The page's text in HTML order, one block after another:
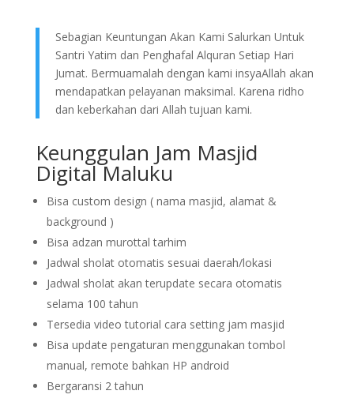
Sebagian Keuntungan Akan Kami Salurkan Untuk
Santri Yatim dan Penghafal Alquran Setiap Hari
Jumat. Bermuamalah dengan kami insyaAllah akan
mendapatkan pelayanan maksimal. Karena ridho
dan keberkahan dari Allah tujuan kami.
Keunggulan Jam Masjid
Digital Maluku
Bisa custom design ( nama masjid, alamat &
background )
Bisa adzan murottal tarhim
Jadwal sholat otomatis sesuai daerah/lokasi
Jadwal sholat akan terupdate secara otomatis
selama 100 tahun
Tersedia video tutorial cara setting jam masjid
Bisa update pengaturan menggunakan tombol
manual, remote bahkan HP android
Bergaransi 2 tahun